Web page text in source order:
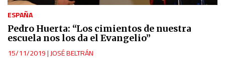
ESPAÑA
Pedro Huerta: “Los cimientos de nuestra
escuela nos los da el Evangelio”
15/11/2019| JOSÉ BELTRÁN